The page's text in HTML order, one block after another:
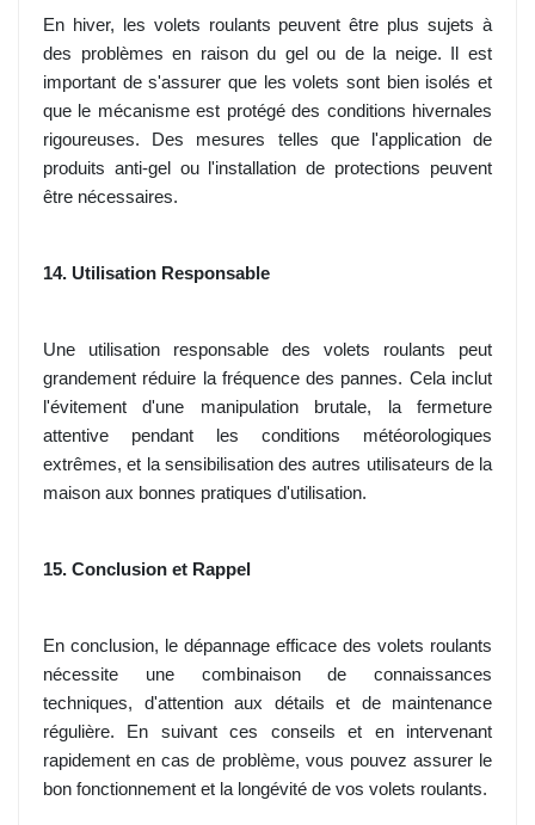
En hiver, les volets roulants peuvent être plus sujets à
des problèmes en raison du gel ou de la neige. Il est
important de s'assurer que les volets sont bien isolés et
que le mécanisme est protégé des conditions hivernales
rigoureuses. Des mesures telles que l'application de
produits anti-gel ou l'installation de protections peuvent
être nécessaires.
14. Utilisation Responsable
Une utilisation responsable des volets roulants peut
grandement réduire la fréquence des pannes. Cela inclut
l'évitement d'une manipulation brutale, la fermeture
attentive pendant les conditions météorologiques
extrêmes, et la sensibilisation des autres utilisateurs de la
maison aux bonnes pratiques d'utilisation.
15. Conclusion et Rappel
En conclusion, le dépannage efficace des volets roulants
nécessite une combinaison de connaissances
techniques, d'attention aux détails et de maintenance
régulière. En suivant ces conseils et en intervenant
rapidement en cas de problème, vous pouvez assurer le
bon fonctionnement et la longévité de vos volets roulants.